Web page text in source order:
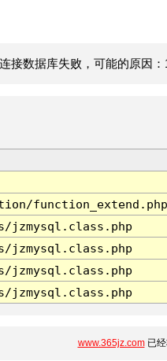
接数据库失败，可能的原因
function_extend.php
jzmysql.class.php
jzmysql.class.php
jzmysql.class.php
jzmysql.class.php
www.365jz.com已经